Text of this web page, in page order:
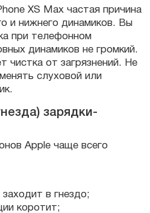
XS Max частая причина
и нижнего динамиков. Вы
при телефонном
динамиков не громкий.
чистка от загрязнений. Не
слуховой или
зарядки-
Apple чаще всего
в гнездо;
коротит;